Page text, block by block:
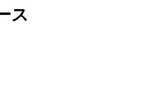
ス